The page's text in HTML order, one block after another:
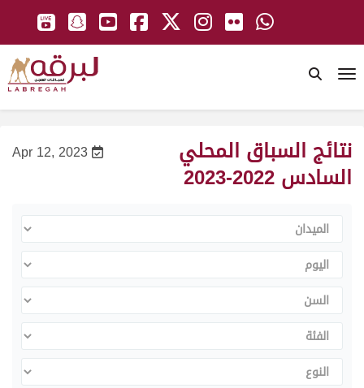
Apr 12, 2023 نتائج السباق المحلي
السادس 2022-2023
الميدان
اليوم
السن
الفئة
النوع